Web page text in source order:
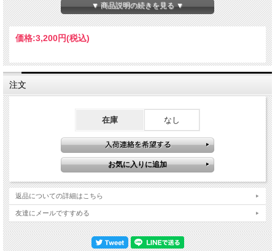
▼ 商品説明の続きを見る ▼
価格:3,200円(税込)
注文
在庫 なし
返品についての詳細はこちら
友達にメールですすめる